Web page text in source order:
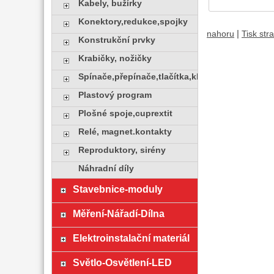
nahoru Tisk
Kabely, bužírky
Konektory,redukce,spojky
Konstrukční prvky
Krabičky, nožičky
Spínače,přepínače,tlačítka,klávesy
Plastový program
Plošné spoje,cuprextit
Relé, magnet.kontakty
Reproduktory, sirény
Náhradní díly
Stavebnice-moduly
Měření-Nářadí-Dílna
Elektroinstalační materiál
Světlo-Osvětlení-LED